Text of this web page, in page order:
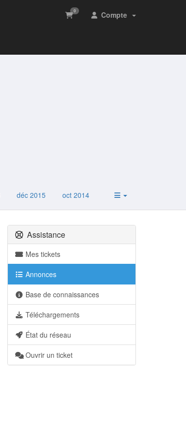
0 Compte
déc 2015 oct 2014
Assistance
Mes tickets
Annonces
Base de connaissances
Téléchargements
État du réseau
Ouvrir un ticket